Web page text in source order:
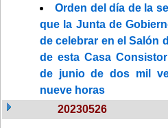
Orden del día de la
que la Junta de
de celebrar en el Salón
de esta Casa
de junio de dos mil
nueve horas
20230526